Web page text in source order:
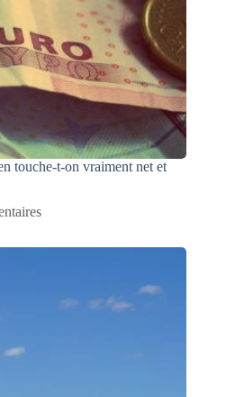
touche-t-on vraiment net et